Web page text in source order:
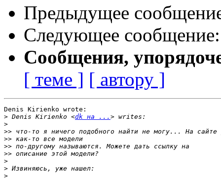
Предыдущее
Следующее
Сообщения,
[ теме ] [ автору ]
Denis Kirienko wrote:
> Denis Kirienko <dk на ...
>
>>
>>
>>
>>
>
>
>